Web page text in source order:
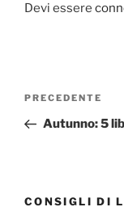
Devi essere
Navigazione
Articolo
precedente:
PRECEDENTE
Autunno: 5
CONSIGLI DI